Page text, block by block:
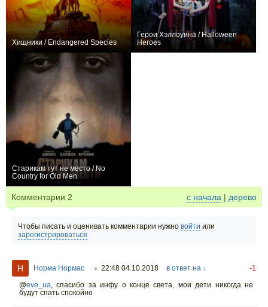
Хищники / Endangered Species
Герои Хэллоуина / Halloween
Heroes
Старикам тут не место / No
Country for Old Men
Комментарии 2 с начала | дерево
Чтобы писать и оценивать комментарии нужно войти или
зарегистрироваться
Норма Нормас ○ 22:48 04.10.2018 в ответ на ↓
-1
@eve_ua, спасибо за инфу о конце света, мои дети никогда не
будут спать спокойно